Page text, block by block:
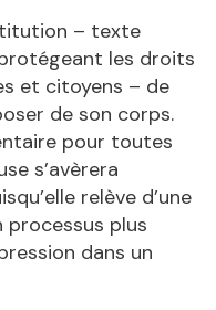
– texte
les droits
et citoyens – de
de son corps.
pour toutes
s’avèrera
relève d’une
plus
dans un